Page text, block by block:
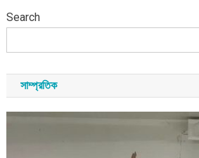
Search
সাম্প্রতিক